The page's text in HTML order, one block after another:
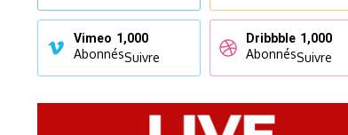
Vimeo 1,000
AbonnésSuivre
Dribbble 1,000
AbonnésSuivre